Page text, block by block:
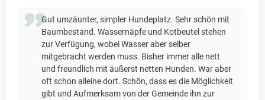
Gut umzäunter, simpler Hundeplatz. Sehr schön mit
Baumbestand. Wassernäpfe und Kotbeutel stehen
zur Verfügung, wobei Wasser aber selber
mitgebracht werden muss. Bisher immer alle nett
und freundlich mit äußerst netten Hunden. War aber
oft schon alleine dort. Schön, dass es die Möglichkeit
gibt und Aufmerksam von der Gemeinde ihn zur